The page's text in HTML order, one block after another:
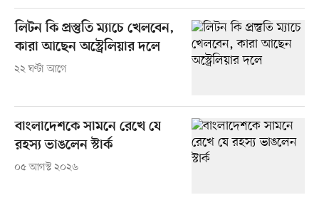
লিটন কি প্রস্তুতি ম্যাচে খেলবেন,
কারা আছেন অস্ট্রেলিয়ার দলে
২২ ঘণ্টা আগে
বাংলাদেশকে সামনে রেখে যে
রহস্য ভাঙলেন স্টার্ক
০৫ আগস্ট ২০২৬